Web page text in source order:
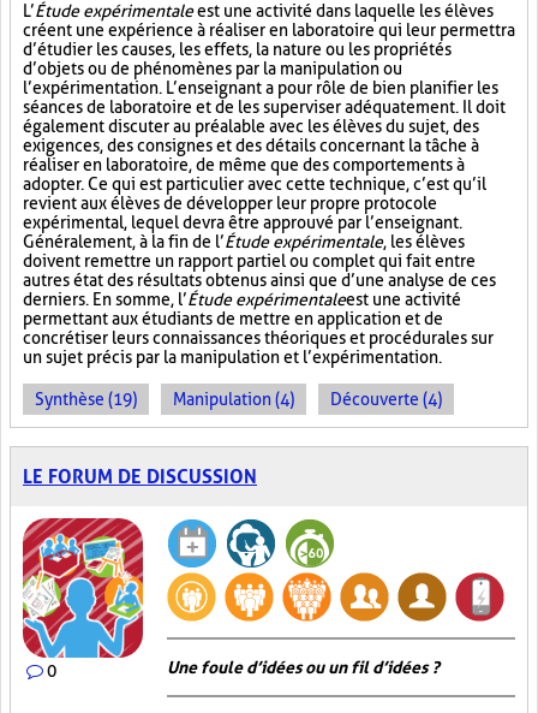
L’Étude expérimentaleest une activité dans laquelle les élèves
créent une expérience à réaliser en laboratoire qui leur permettra
d’étudier les causes, les effets, la nature ou les propriétés
d’objets ou de phénomènes par la manipulation ou
l’expérimentation. L’enseignant a pour rôle de bien planifier les
séances de laboratoire et de les superviser adéquatement. Il doit
également discuter au préalable avec les élèves du sujet, des
exigences, des consignes et des détails concernant la tâche à
réaliser en laboratoire, de même que des comportements à
adopter. Ce qui est particulier avec cette technique, c’est qu’il
revient aux élèves de développer leur propre protocole
expérimental, lequel devra être approuvé par l’enseignant.
Généralement, à la fin de l’Étude expérimentale, les élèves
doivent remettre un rapport partiel ou complet qui fait entre
autres état des résultats obtenus ainsi que d’une analyse de ces
derniers. En somme, l’Étude expérimentaleest une activité
permettant aux étudiants de mettre en application et de
concrétiser leurs connaissances théoriques et procédurales sur
un sujet précis par la manipulation et l’expérimentation.
Synthèse (19) Manipulation (4) Découverte (4)
LE FORUM DE DISCUSSION
0 Une foule d’idées ou un fil d’idées ?